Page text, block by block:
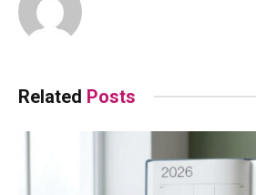
Related Posts